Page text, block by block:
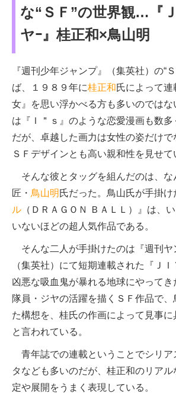
な“ＳＦ”の世界観…『
ヤｰ』桂正和×鳥山明
『週刊少年ジャンプ』（集英社）の“
ば、１９８９年に桂正和氏によって
女』を思い浮かべる方も多いのではな
は『Ｉ＂ｓ』のような恋愛漫画も数
だが、卓越した画力は女性の姿だけで
ＳＦデザインとも高い親和性を見せて
そんな彼とタッグを組んだのは、な
匠・ 鳥山明 氏だった。鳥山氏が手掛け
ル （ＤＲＡＧＯＮ ＢＡＬＬ）』は、
いないほどの超人気作品である。
そんな二人が手掛けたのは『週刊ヤ
（集英社）にて短期連載された『ＪＩ
凶悪な吸血鬼が暴れる地球にやって
隊員・ジヤの活躍を描くＳＦ作品で
た構想を、桂氏の作画によって見事
と言われている。
青年誌での連載ということでシリア
タなども多いのだが、桂正和のリアル
定や展開をうまく表現している。